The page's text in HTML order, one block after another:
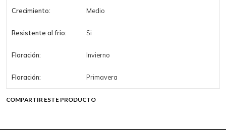
Crecimiento: Medio
Resistente al frio: Si
Floración: Invierno
Floración: Primavera
COMPARTIR ESTE PRODUCTO